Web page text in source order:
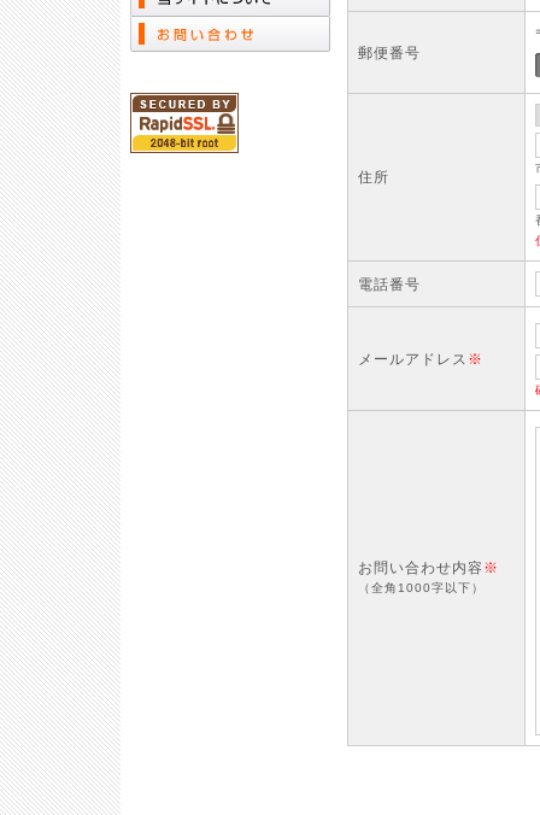
郵便番号
住所
電話番号
メールアドレス ※
お問い合わせ内容 ※
（全角1000字以下）